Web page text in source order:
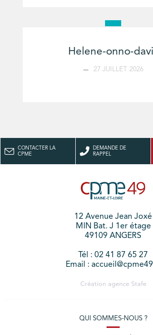
Helene-onno-
27 JUILLET 2026
CONTACTER LA
CPME
DEMANDE DE
RAPPEL
12 Avenue Jean Joxé
MIN Bat. J 1er étage
49109 ANGERS
Tél : 02 41 87 65 27
Email :
Création agence Stafe
QUI SOMMES-NOUS ?